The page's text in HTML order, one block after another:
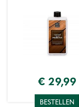
€ 29,99
BESTELLEN